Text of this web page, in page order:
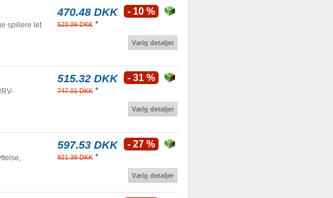
spillere let
470.48 DKK
523.09 DKK *
- 10 %
Vælg detaljer
515.32 DKK
747.01 DKK *
- 31 %
Vælg detaljer
597.53 DKK
821.38 DKK *
- 27 %
Vælg detaljer